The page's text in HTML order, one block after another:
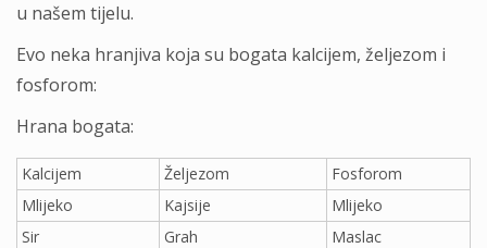
u našem tijelu.
Evo neka hranjiva koja su bogata kalcijem, željezom i
fosforom:
Hrana bogata:
Kalcijem Željezom
Fosforom
Mlijeko
Kajsije
Mlijeko
Sir
Grah
Maslac